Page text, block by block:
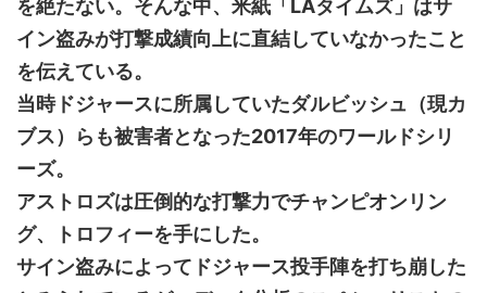
を絶たない。そんな中、米紙「LAタイムズ」はサ
イン盗みが打撃成績向上に直結していなかったこと
を伝えている。
当時ドジャースに所属していたダルビッシュ（現カ
ブス）らも被害者となった2017年のワールドシリ
ーズ。
アストロズは圧倒的な打撃力でチャンピオンリン
グ、トロフィーを手にした。
サイン盗みによってドジャース投手陣を打ち崩した